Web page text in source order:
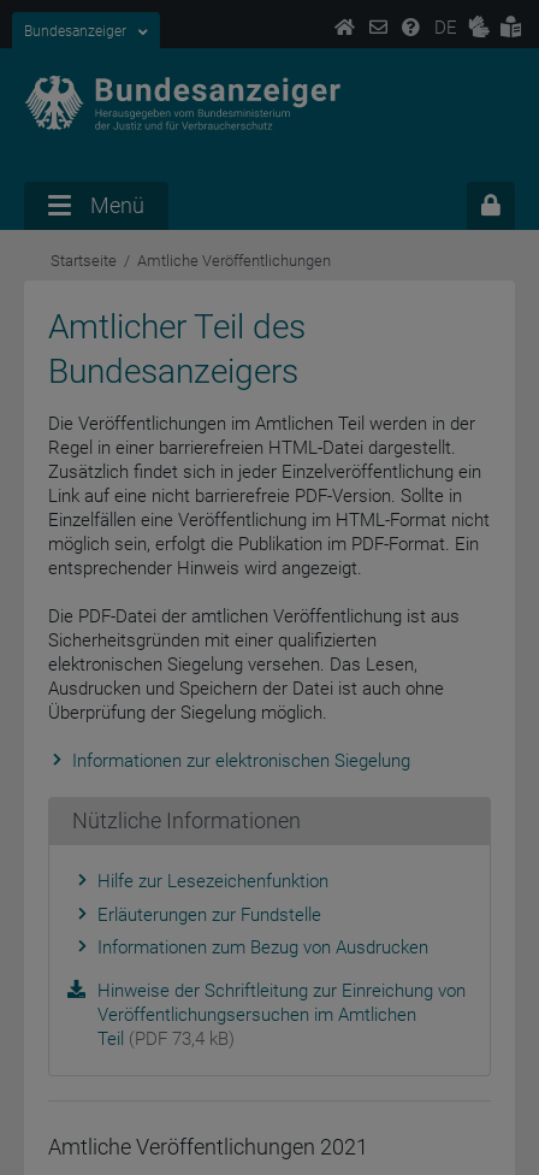
Bundesanzeiger DE
Menü
Startseite Amtliche Veröffentlichungen
Amtlicher Teil des
Bundesanzeigers
Die Veröffentlichungen im Amtlichen Teil werden in der
Regel in einer barrierefreien HTML-Datei dargestellt.
Zusätzlich findet sich in jeder Einzelveröffentlichung ein
Link auf eine nicht barrierefreie PDF-Version. Sollte in
Einzelfällen eine Veröffentlichung im HTML-Format nicht
möglich sein, erfolgt die Publikation im PDF-Format. Ein
entsprechender Hinweis wird angezeigt.
Die PDF-Datei der amtlichen Veröffentlichung ist aus
Sicherheitsgründen mit einer qualifizierten
elektronischen Siegelung versehen. Das Lesen,
Ausdrucken und Speichern der Datei ist auch ohne
Überprüfung der Siegelung möglich.
Informationen zur elektronischen Siegelung
Nützliche Informationen
Hilfe zur Lesezeichenfunktion
Erläuterungen zur Fundstelle
Informationen zum Bezug von Ausdrucken
Hinweise der Schriftleitung zur Einreichung von
Veröffentlichungsersuchen im Amtlichen
Teil (PDF 73,4 kB)
Amtliche Veröffentlichungen 2021